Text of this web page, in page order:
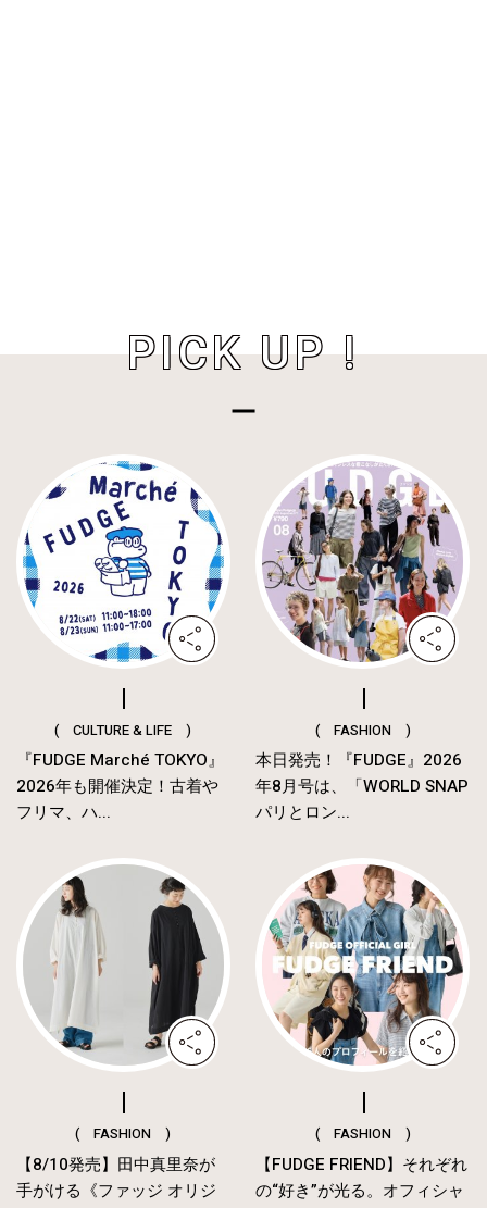
PICK UP !
( CULTURE & LIFE )
『FUDGE Marché TOKYO』
2026年も開催決定！古着や
フリマ、ハ...
( FASHION )
本日発売！『FUDGE』2026
年8月号は、「WORLD SNAP
パリとロン...
( FASHION )
【8/10発売】田中真里奈が
手がける《ファッジ オリジ
( FASHION )
【FUDGE FRIEND】それぞれ
の“好き”が光る。オフィシャ